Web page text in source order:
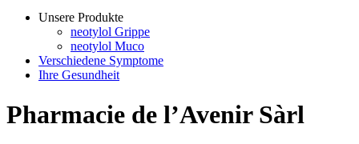
Unsere Produkte
neotylol Grippe
neotylol Muco
Verschiedene Symptome
Ihre Gesundheit
Pharmacie de l’Avenir Sàrl